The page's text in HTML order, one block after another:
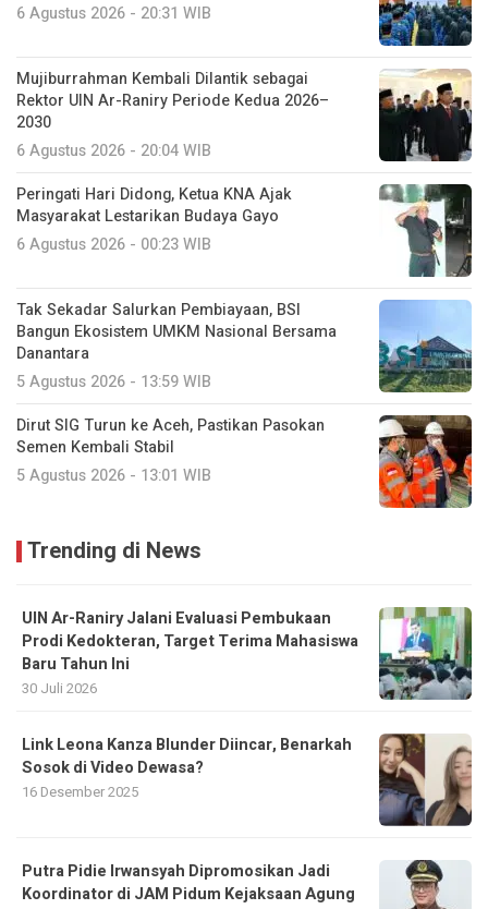
6 Agustus 2026 - 20:31 WIB
Mujiburrahman Kembali Dilantik sebagai
Rektor UIN Ar-Raniry Periode Kedua 2026–
2030
6 Agustus 2026 - 20:04 WIB
Peringati Hari Didong, Ketua KNA Ajak
Masyarakat Lestarikan Budaya Gayo
6 Agustus 2026 - 00:23 WIB
Tak Sekadar Salurkan Pembiayaan, BSI
Bangun Ekosistem UMKM Nasional Bersama
Danantara
5 Agustus 2026 - 13:59 WIB
Dirut SIG Turun ke Aceh, Pastikan Pasokan
Semen Kembali Stabil
5 Agustus 2026 - 13:01 WIB
Trending di News
UIN Ar-Raniry Jalani Evaluasi Pembukaan
Prodi Kedokteran, Target Terima Mahasiswa
Baru Tahun Ini
30 Juli 2026
Link Leona Kanza Blunder Diincar, Benarkah
Sosok di Video Dewasa?
16 Desember 2025
Putra Pidie Irwansyah Dipromosikan Jadi
Koordinator di JAM Pidum Kejaksaan Agung